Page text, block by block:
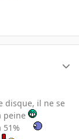
disque, il ne se
peine